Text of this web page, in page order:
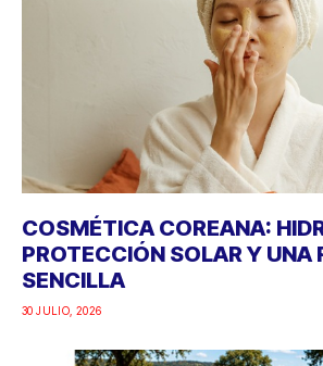
COSMÉTICA COREANA:
PROTECCIÓN SOLAR Y UNA
SENCILLA
30 JULIO, 2026